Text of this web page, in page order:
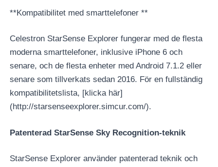
**Kompatibilitet med smarttelefoner **
Celestron StarSense Explorer fungerar med de flesta
moderna smarttelefoner, inklusive iPhone 6 och
senare, och de flesta enheter med Android 7.1.2 eller
senare som tillverkats sedan 2016. För en fullständig
kompatibilitetslista, [klicka här]
(http://starsenseexplorer.simcur.com/).
Patenterad StarSense Sky Recognition-teknik
StarSense Explorer använder patenterad teknik och